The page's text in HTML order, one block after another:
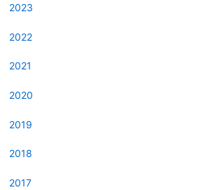
2023
2022
2021
2020
2019
2018
2017